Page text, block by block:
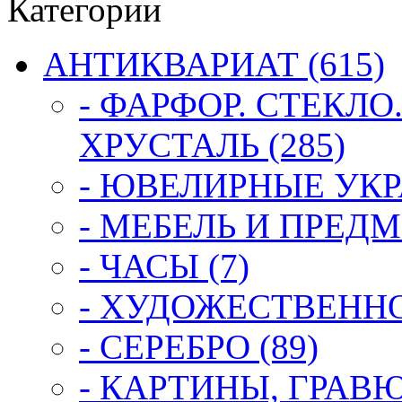
Категории
АНТИКВАРИАТ (615)
- ФАРФОР.
ХРУСТАЛЬ (285)
- ЮВЕЛИРНЫЕ
- МЕБЕЛЬ И
- ЧАСЫ (7)
-
- СЕРЕБРО (89)
- КАРТИНЫ,